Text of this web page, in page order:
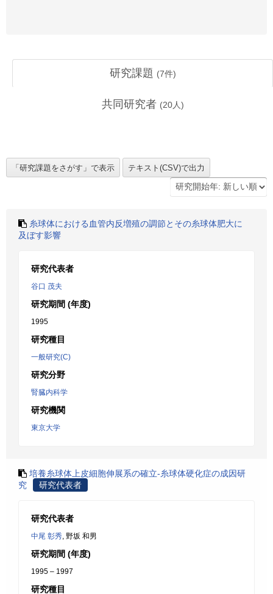
研究課題 (7件)
共同研究者 (20人)
糸球体における血管内反増殖の調節とその糸球体肥大に
及ぼす影響
研究代表者
谷口 茂夫
研究期間 (年度)
1995
研究種目
一般研究(C)
研究分野
腎臓内科学
研究機関
東京大学
培養糸球体上皮細胞伸展系の確立-糸球体硬化症の成因研
究
研究代表者
研究代表者
中尾 彰秀, 野坂 和男
研究期間 (年度)
1995 – 1997
研究種目